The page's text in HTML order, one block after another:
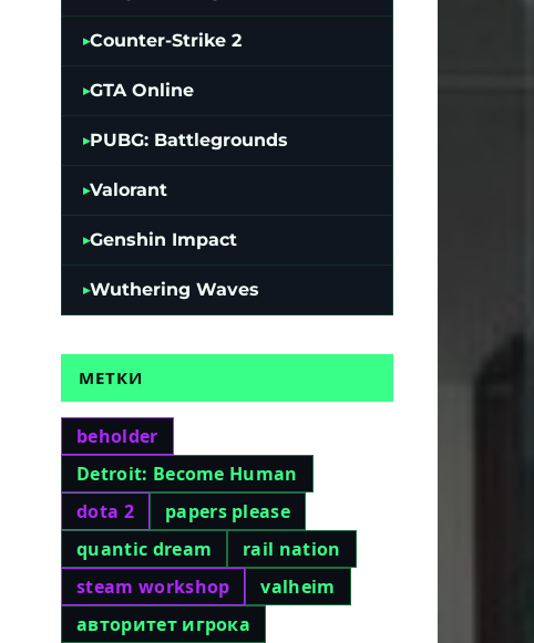
Counter-Strike 2
GTA Online
PUBG: Battlegrounds
Valorant
Genshin Impact
Wuthering Waves
МЕТКИ
beholder
Detroit: Become Human
dota 2
papers please
quantic dream
rail nation
steam workshop
valheim
авторитет игрока